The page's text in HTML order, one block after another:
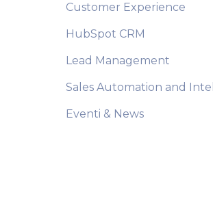
Customer Experience
HubSpot CRM
Lead Management
Sales Automation and
Eventi & News